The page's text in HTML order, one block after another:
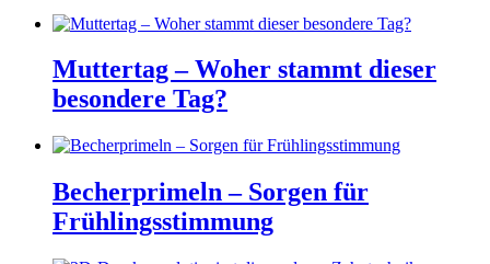
Muttertag – Woher stammt dieser
besondere Tag?
Becherprimeln – Sorgen für
Frühlingsstimmung